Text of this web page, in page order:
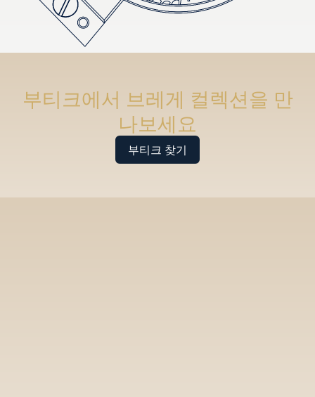
부티크에서 브레게 컬렉션을 만
나보세요
부티크 찾기